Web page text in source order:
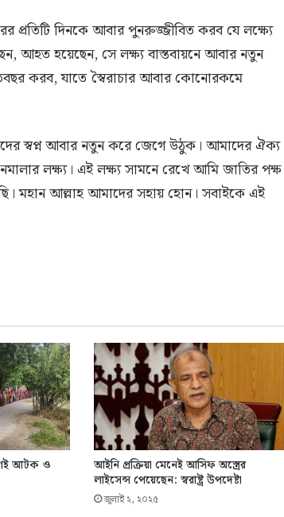
দিনকে আবার পুনরুজ্জীবিত করব যে লক্ষ্যে
আহত হয়েছেন, সে লক্ষ্য বাস্তবায়নে আবার নতুন
করব, যাতে স্বৈরাচার আবার কোনোরকমে
স্বপ্ন আবার নতুন করে জেগে উঠুক। আমাদের ঐক্য
লক্ষ্য। এই লক্ষ্য সামনে রেখে আমি জাতির পক্ষ
মহান আল্লাহ আমাদের সহায় হোন। সবাইকে এই
আটক ও
আইনি প্রক্রিয়া মেনেই আসিফ অস্ত্রের
লাইসেন্স পেয়েছেন: স্বরাষ্ট্র উপদেষ্টা
জুলাই ২, ২০২৫